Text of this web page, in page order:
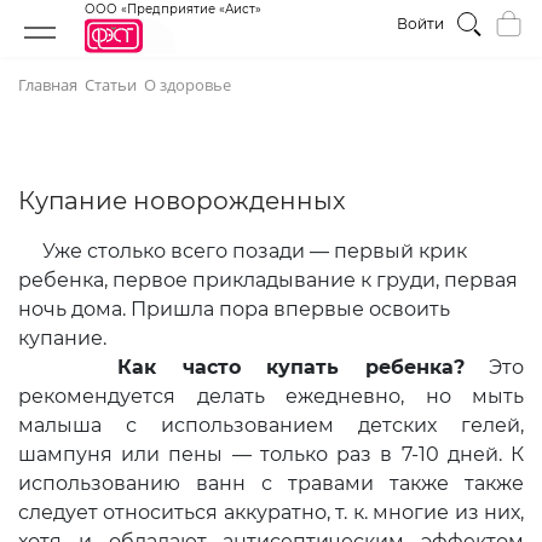
ООО «Предприятие «Аист»
Войти
Главная Статьи О здоровье
Купание новорожденных
Уже столько всего позади — первый крик
ребенка, первое прикладывание к груди, первая
ночь дома. Пришла пора впервые освоить
купание.
Как часто купать ребенка?Это
рекомендуется делать ежедневно, но мыть
малыша с использованием детских гелей,
шампуня или пены — только раз в 7-10 дней. К
использованию ванн с травами также также
следует относиться аккуратно, т. к. многие из них,